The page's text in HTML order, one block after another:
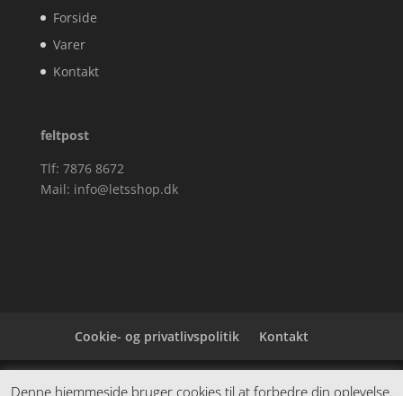
Forside
Varer
Kontakt
feltpost
Tlf: 7876 8672
Mail: info@letsshop.dk
Cookie- og privatlivspolitik Kontakt
Denne hjemmeside samler et bredt udvalg af
Denne hjemmeside bruger cookies til at forbedre din oplevelse.